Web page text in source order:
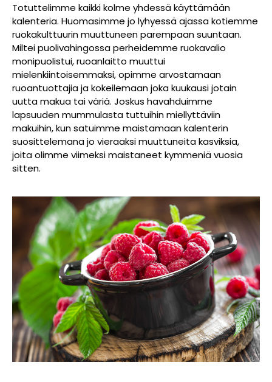
Totuttelimme kaikki kolme yhdessä käyttämään
kalenteria. Huomasimme jo lyhyessä ajassa kotiemme
ruokakulttuurin muuttuneen parempaan suuntaan.
Miltei puolivahingossa perheidemme ruokavalio
monipuolistui, ruoanlaitto muuttui
mielenkiintoisemmaksi, opimme arvostamaan
ruoantuottajia ja kokeilemaan joka kuukausi jotain
uutta makua tai väriä. Joskus havahduimme
lapsuuden mummulasta tuttuihin miellyttäviin
makuihin, kun satuimme maistamaan kalenterin
suosittelemana jo vieraaksi muuttuneita kasviksia,
joita olimme viimeksi maistaneet kymmeniä vuosia
sitten.